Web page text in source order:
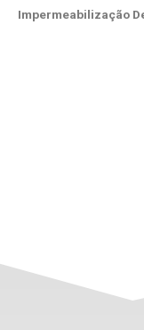
Impermeabilização